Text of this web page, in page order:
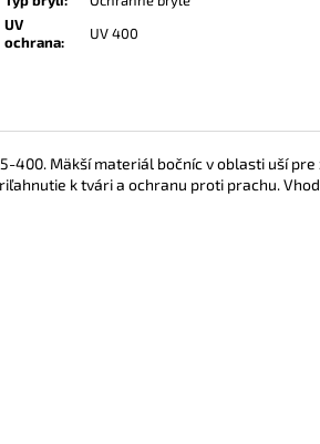
UV
ochrana: UV 400
400. Mäkší materiál bočníc v oblasti uší pre
k tvári a ochranu proti prachu.